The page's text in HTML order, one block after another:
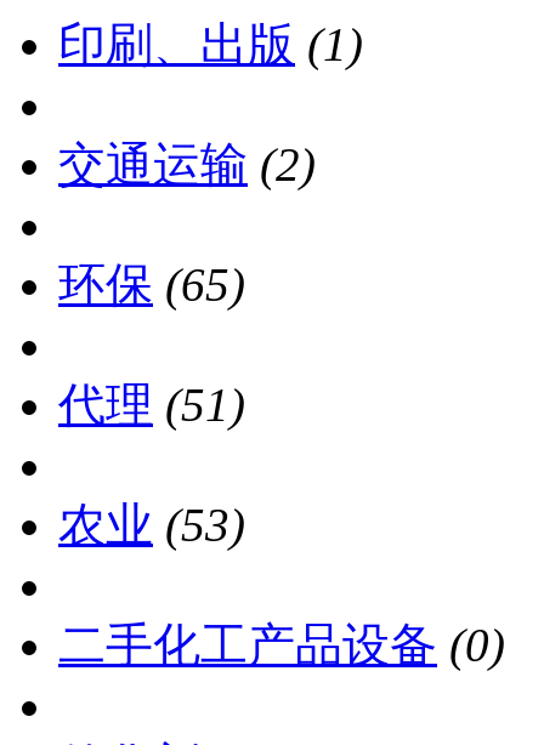
印刷、出版 (1)
交通运输 (2)
环保 (65)
代理 (51)
农业 (53)
二手化工产品设备 (0)